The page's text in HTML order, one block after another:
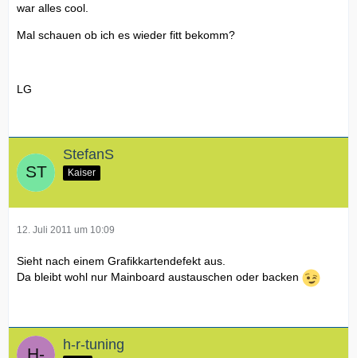
war alles cool.
Mal schauen ob ich es wieder fitt bekomm?
LG
StefanS
Kaiser
12. Juli 2011 um 10:09
Sieht nach einem Grafikkartendefekt aus.
Da bleibt wohl nur Mainboard austauschen oder backen
h-r-tuning